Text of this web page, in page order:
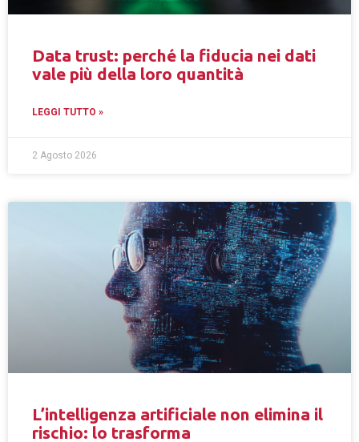
Data trust: perché la fiducia nei dati
vale più della loro quantità
LEGGI TUTTO »
2 Agosto 2026
L’intelligenza artificiale non elimina il
rischio: lo trasforma